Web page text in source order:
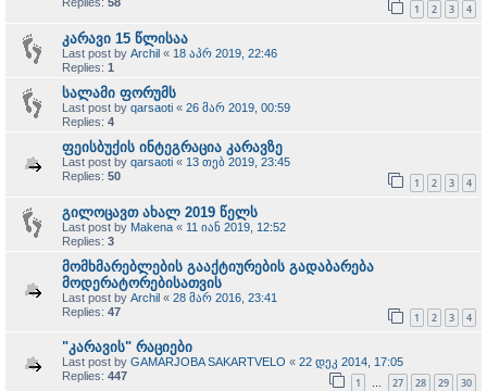
1 2 3 4
კარავი 15 წლისაა
Last post by Archil « 18 აპრ 2019, 22:46
Replies: 1
სალამი ფორუმს
Last post by qarsaoti « 26 მარ 2019, 00:59
Replies: 4
ფეისბუქის ინტეგრაცია კარავზე
Last post by qarsaoti « 13 თებ 2019, 23:45
Replies: 50 1 2 3 4
გილოცავთ ახალ 2019 წელს
Last post by Makena « 11 იან 2019, 12:52
Replies: 3
მომხმარებლების გააქტიურების გადაბარება
მოდერატორებისათვის
Last post by Archil « 28 მარ 2016, 23:41
Replies: 47 1 2 3 4
"კარავის" რაციები
Last post by GAMARJOBA SAKARTVELO « 22 დეკ 2014, 17:05
Replies: 447 1 … 27 28 29 30